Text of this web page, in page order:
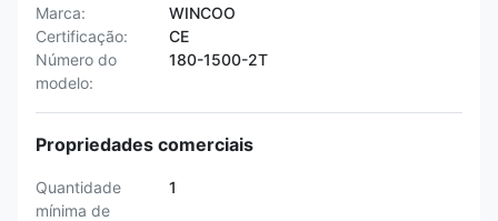
Marca:
WINCOO
Certificação:
CE
Número do
modelo:
180-1500-2T
Propriedades comerciais
Quantidade
mínima de
1